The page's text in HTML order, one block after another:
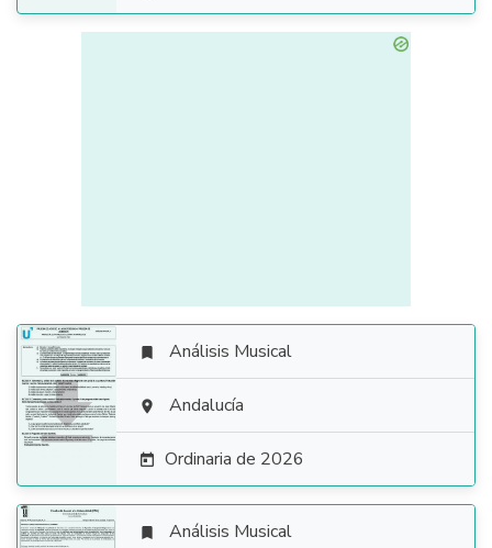

 Análisis Musical
 Andalucía
 Ordinaria de 2026
 Análisis Musical